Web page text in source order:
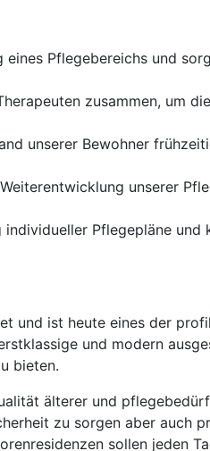
Pflegebereichs und
zusammen, um
unserer Bewohner
unserer
Pflegepläne und
und ist heute eines der
und modern
bieten.
älterer und
zu sorgen aber auch
sollen jeden